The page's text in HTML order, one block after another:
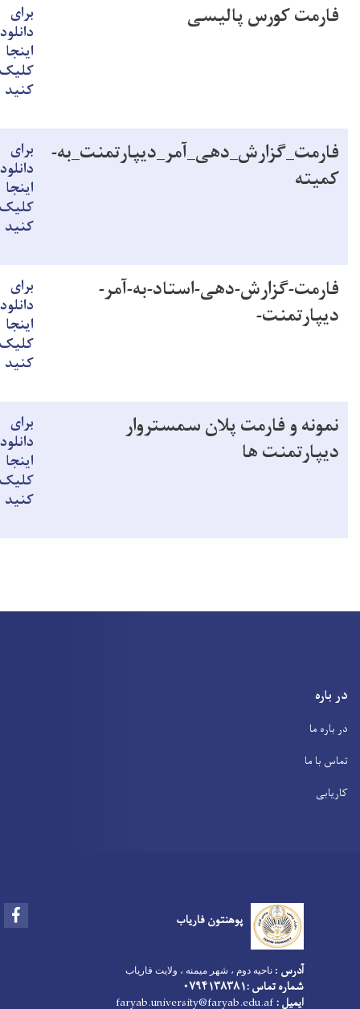
فارمت کورس پالیسی برای
دانلود
اینجا
کلیک
کنید
فارمت_گزارش_دهی_آمر_دیپارتمنت_به-
کمیته
برای
دانلود
اینجا
کلیک
کنید
فارمت-گزارش-دهی-استاد-به-آمر-
دیپارتمنت-
برای
دانلود
اینجا
کلیک
کنید
نمونه و فارمت پلان سمستروار
دیپارتمنت ها
برای
دانلود
اینجا
کلیک
کنید
در باره
در باره ما
تماس با ما
کاریابی
پوهنتون فاریاب
آدرس: ناحیه دوم ، شهر میمنه ، ولایت فاریاب
شماره تماس :۰۷۹۴۱۳۸۳۸۱
ایمیل :faryab.university@faryab.edu.af